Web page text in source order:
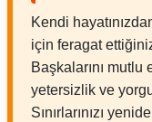
Kendi
için feragat
Başkalarını mutlu
yetersizlik ve
Sınırlarınızı